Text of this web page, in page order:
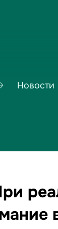
Новости